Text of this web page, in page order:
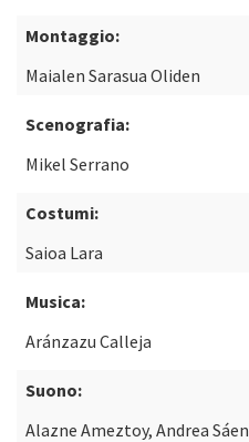
Montaggio:
Maialen Sarasua Oliden
Scenografia:
Mikel Serrano
Costumi:
Saioa Lara
Musica:
Aránzazu Calleja
Suono:
Alazne Ameztoy, Andrea